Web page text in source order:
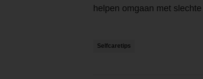
helpen omgaan met
Selfcaretips